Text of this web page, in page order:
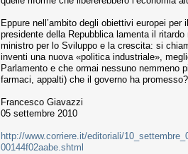
Eppure nell’ambito degli obiettivi europei
presidente della Repubblica lamenta il
ministro per lo Sviluppo e la crescita: si
inventi una nuova «politica industriale»,
Parlamento e che ormai nessuno nemmeno
farmaci, appalti) che il governo ha promesso?
Francesco Giavazzi
05 settembre 2010
http://www.corriere.it/editoriali/
00144f02aabe.shtml